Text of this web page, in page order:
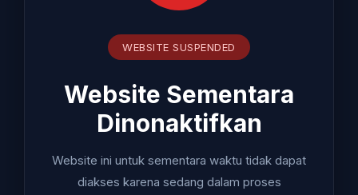
WEBSITE SUSPENDED
Website Sementara
Dinonaktifkan
Website ini untuk sementara waktu tidak dapat
diakses karena sedang dalam proses